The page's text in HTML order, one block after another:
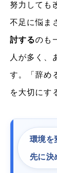
努力しても
不足に悩ま
討するのも
人が多く、
す。「辞め
を大切にす
環境を
先に決